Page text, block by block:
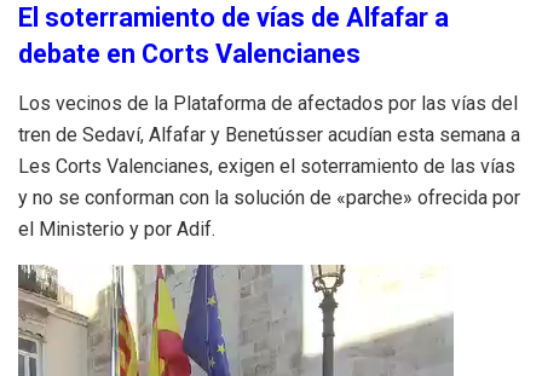
El soterramiento de vías de Alfafar a
debate en Corts Valencianes
Los vecinos de la Plataforma de afectados por las vías del
tren de Sedaví, Alfafar y Benetússer acudían esta semana a
Les Corts Valencianes, exigen el soterramiento de las vías
y no se conforman con la solución de «parche» ofrecida por
el Ministerio y por Adif.